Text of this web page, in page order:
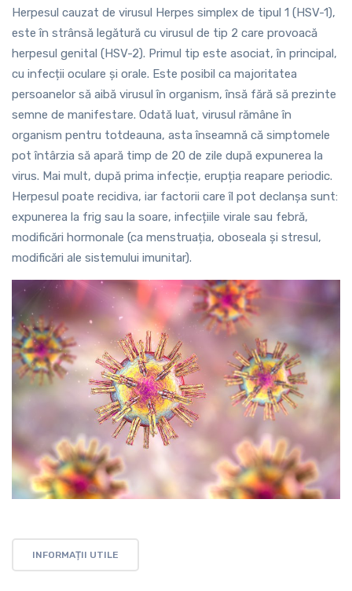
Herpesul cauzat de virusul Herpes simplex de tipul 1 (HSV-1),
este în strânsă legătură cu virusul de tip 2 care provoacă
herpesul genital (HSV-2). Primul tip este asociat, în principal,
cu infecții oculare și orale. Este posibil ca majoritatea
persoanelor să aibă virusul în organism, însă fără să prezinte
semne de manifestare. Odată luat, virusul rămâne în
organism pentru totdeauna, asta înseamnă că simptomele
pot întârzia să apară timp de 20 de zile după expunerea la
virus. Mai mult, după prima infecție, erupția reapare periodic.
Herpesul poate recidiva, iar factorii care îl pot declanșa sunt:
expunerea la frig sau la soare, infecțiile virale sau febră,
modificări hormonale (ca menstruația, oboseala și stresul,
modificări ale sistemului imunitar).
INFORMAȚII UTILE